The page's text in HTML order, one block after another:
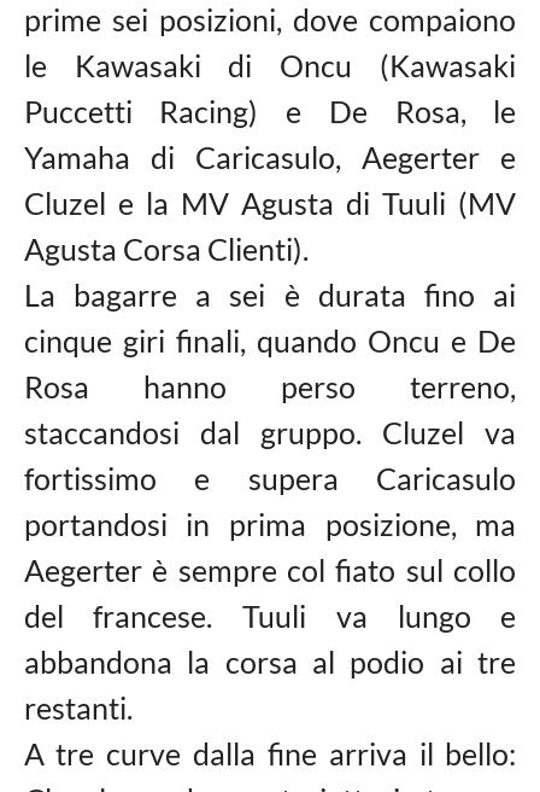
prime sei posizioni, dove compaiono
le Kawasaki di Oncu (Kawasaki
Puccetti Racing) e De Rosa, le
Yamaha di Caricasulo, Aegerter e
Cluzel e la MV Agusta di Tuuli (MV
Agusta Corsa Clienti).
La bagarre a sei è durata fino ai
cinque giri finali, quando Oncu e De
Rosa hanno perso terreno,
staccandosi dal gruppo. Cluzel va
fortissimo e supera Caricasulo
portandosi in prima posizione, ma
Aegerter è sempre col fiato sul collo
del francese. Tuuli va lungo e
abbandona la corsa al podio ai tre
restanti.
A tre curve dalla fine arriva il bello: